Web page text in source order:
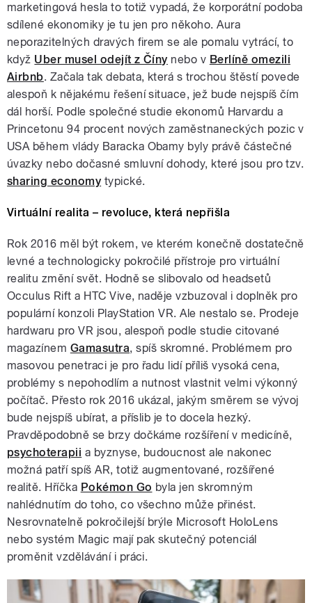
marketingová hesla to totiž vypadá, že korporátní podoba
sdílené ekonomiky je tu jen pro někoho. Aura
neporazitelných dravých firem se ale pomalu vytrácí, to
když Uber musel odejít z Číny nebo v Berlíně omezili
Airbnb. Začala tak debata, která s trochou štěstí povede
alespoň k nějakému řešení situace, jež bude nejspíš čím
dál horší. Podle společné studie ekonomů Harvardu a
Princetonu 94 procent nových zaměstnaneckých pozic v
USA během vlády Baracka Obamy byly právě částečné
úvazky nebo dočasné smluvní dohody, které jsou pro tzv.
sharing economy typické.
Virtuální realita – revoluce, která nepřišla
Rok 2016 měl být rokem, ve kterém konečně dostatečně
levné a technologicky pokročilé přístroje pro virtuální
realitu změní svět. Hodně se slibovalo od headsetů
Occulus Rift a HTC Vive, naděje vzbuzoval i doplněk pro
populární konzoli PlayStation VR. Ale nestalo se. Prodeje
hardwaru pro VR jsou, alespoň podle studie citované
magazínem Gamasutra, spíš skromné. Problémem pro
masovou penetraci je pro řadu lidí příliš vysoká cena,
problémy s nepohodlím a nutnost vlastnit velmi výkonný
počítač. Přesto rok 2016 ukázal, jakým směrem se vývoj
bude nejspíš ubírat, a příslib je to docela hezký.
Pravděpodobně se brzy dočkáme rozšíření v medicíně,
psychoterapii a byznyse, budoucnost ale nakonec
možná patří spíš AR, totiž augmentované, rozšířené
realitě. Hříčka Pokémon Go byla jen skromným
nahlédnutím do toho, co všechno může přinést.
Nesrovnatelně pokročilejší brýle Microsoft HoloLens
nebo systém Magic mají pak skutečný potenciál
proměnit vzdělávání i práci.